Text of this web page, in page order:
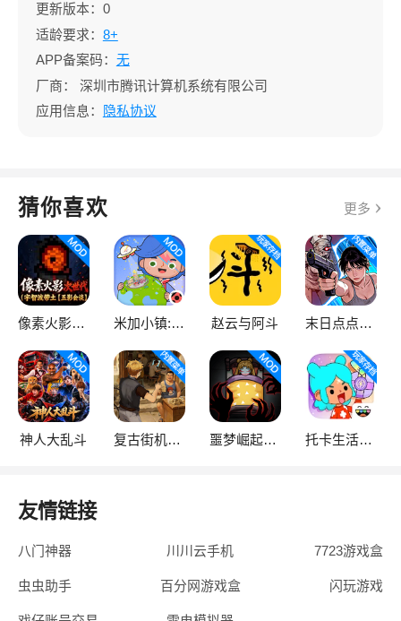
更新版本：0
适龄要求： 8+
APP备案码： 无
厂商：
深圳市腾讯计算机系统有限公司
应用信息：
隐私协议
猜你喜欢 更多
像素火影次世代 米加小镇:世界 赵云与阿斗 末日点点（辅助菜单）
神人大乱斗 复古街机大亨 噩梦崛起：生存 托卡生活：世界
友情链接
八门神器 川川云手机 7723游戏盒
虫虫助手 百分网游戏盒 闪玩游戏